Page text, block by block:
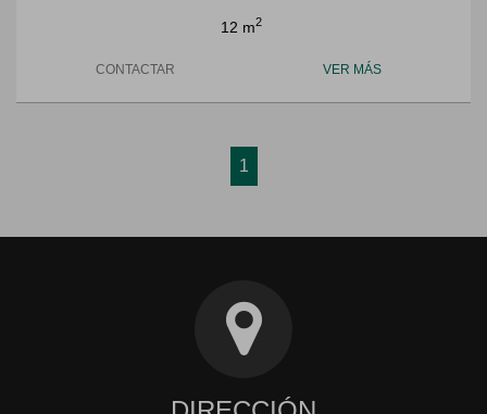
12 m2
CONTACTAR VER MÁS
1